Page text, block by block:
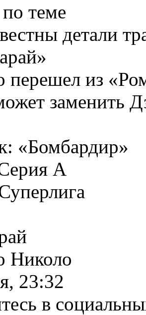
теме
детали
перешел из
заменить
«Бомбардир»
А
Николо
23:32
в